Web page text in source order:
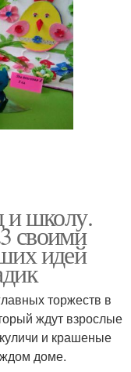
и школу.
своими
идей
торжеств в
ждут взрослые
и крашеные
доме.